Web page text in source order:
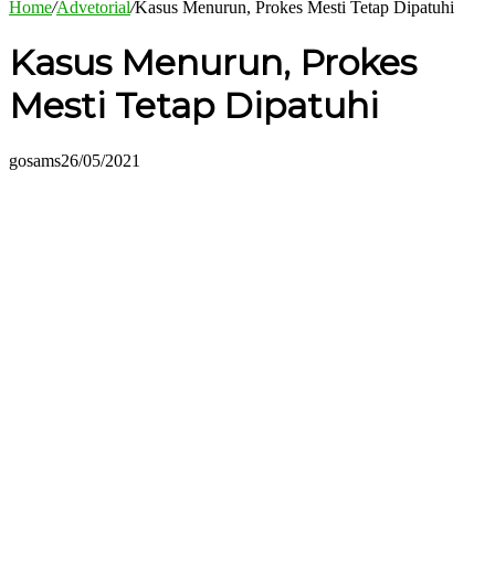
Home/Advetorial/Kasus Menurun, Prokes Mesti Tetap Dipatuhi
Kasus Menurun, Prokes
Mesti Tetap Dipatuhi
gosams26/05/2021